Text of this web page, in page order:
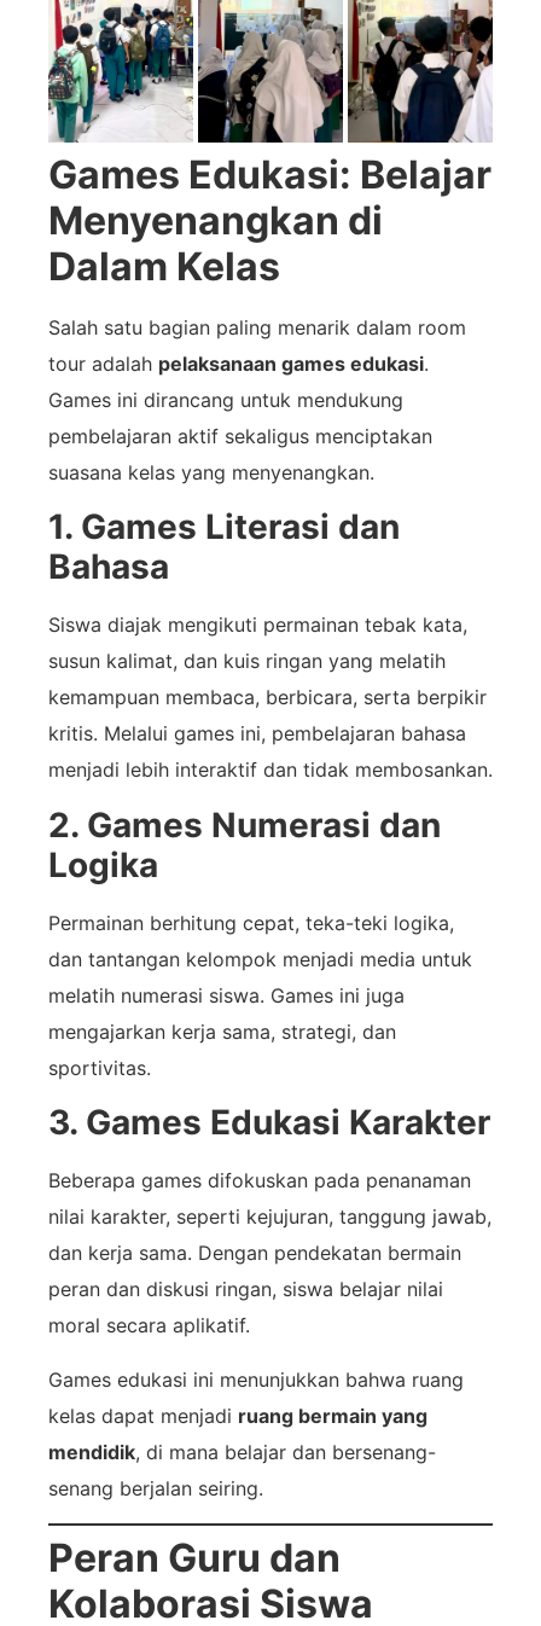
Games Edukasi: Belajar
Menyenangkan di
Dalam Kelas
Salah satu bagian paling menarik dalam room
tour adalah pelaksanaan games edukasi.
Games ini dirancang untuk mendukung
pembelajaran aktif sekaligus menciptakan
suasana kelas yang menyenangkan.
1. Games Literasi dan
Bahasa
Siswa diajak mengikuti permainan tebak kata,
susun kalimat, dan kuis ringan yang melatih
kemampuan membaca, berbicara, serta berpikir
kritis. Melalui games ini, pembelajaran bahasa
menjadi lebih interaktif dan tidak membosankan.
2. Games Numerasi dan
Logika
Permainan berhitung cepat, teka-teki logika,
dan tantangan kelompok menjadi media untuk
melatih numerasi siswa. Games ini juga
mengajarkan kerja sama, strategi, dan
sportivitas.
3. Games Edukasi Karakter
Beberapa games difokuskan pada penanaman
nilai karakter, seperti kejujuran, tanggung jawab,
dan kerja sama. Dengan pendekatan bermain
peran dan diskusi ringan, siswa belajar nilai
moral secara aplikatif.
Games edukasi ini menunjukkan bahwa ruang
kelas dapat menjadi ruang bermain yang
mendidik, di mana belajar dan bersenang-
senang berjalan seiring.
Peran Guru dan
Kolaborasi Siswa